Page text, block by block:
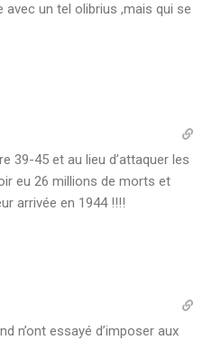
avec un tel olibrius ,mais qui se
39-45 et au lieu d’attaquer les
eu 26 millions de morts et
arrivée en 1944 !!!!
n’ont essayé d’imposer aux